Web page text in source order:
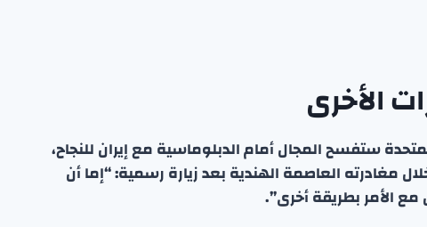
الأخرى
ستفسح المجال أمام الدبلوماسية مع إيران للنجاح،
مغادرته العاصمة الهندية بعد زيارة رسمية: “إما أن
مع الأمر بطريقة أخرى”.